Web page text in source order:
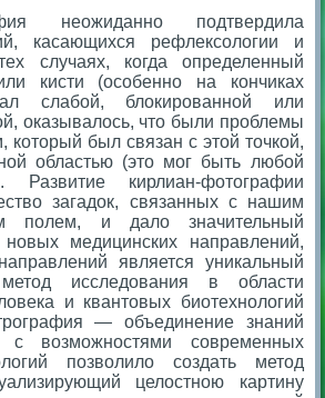
неожиданно подтвердила
касающихся рефлексологии и
случаях, когда определенный
кисти (особенно на кончиках
слабой, блокированной или
оказывалось, что были проблемы
который был связан с этой точкой,
областью (это мог быть любой
Развитие кирлиан-фотографии
загадок, связанных с нашим
полем, и дало значительный
медицинских направлений,
является уникальный
исследования в области
и квантовых биотехнологий
— объединение знаний
с возможностями современных
позволило создать метод
целостною картину